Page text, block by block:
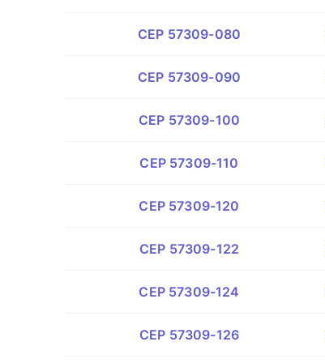
CEP 57309-080
CEP 57309-090
CEP 57309-100
CEP 57309-110
CEP 57309-120
CEP 57309-122
CEP 57309-124
CEP 57309-126